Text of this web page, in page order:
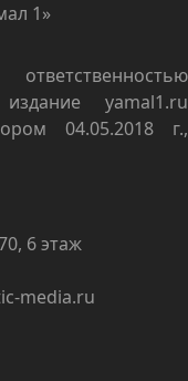
1»
yamal1.ru
04.05.2018 г.,
6 этаж
media.ru